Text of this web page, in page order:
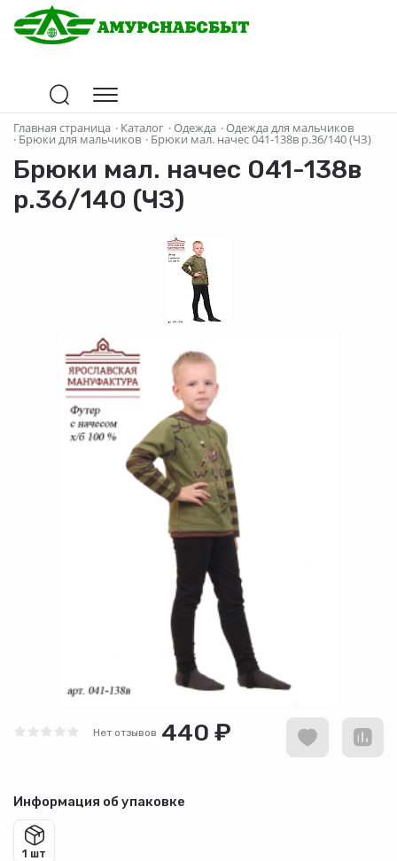
Главная страница · Каталог ·Одежда ·Одежда для мальчиков
· Брюки для мальчиков · Брюки мал. начес 041-138в р.36/140 (ЧЗ)
Брюки мал. начес 041-138в
р.36/140 (ЧЗ)
Нет отзывов 440 ₽
Информация об упаковке
1 шт